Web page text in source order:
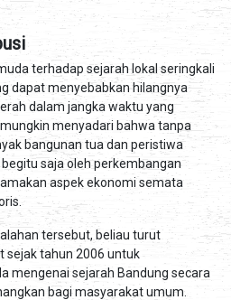
terhadap sejarah lokal seringkali
dapat menyebabkan hilangnya
dalam jangka waktu yang
menyadari bahwa tanpa
bangunan tua dan peristiwa
saja oleh perkembangan
aspek ekonomi semata
tersebut, beliau turut
sejak tahun 2006 untuk
mengenai sejarah Bandung secara
bagi masyarakat umum.